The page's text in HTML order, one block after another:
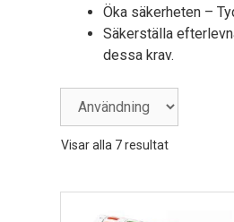
Öka säkerheten –
Säkerställa
dessa krav.
Visar alla 7 resultat